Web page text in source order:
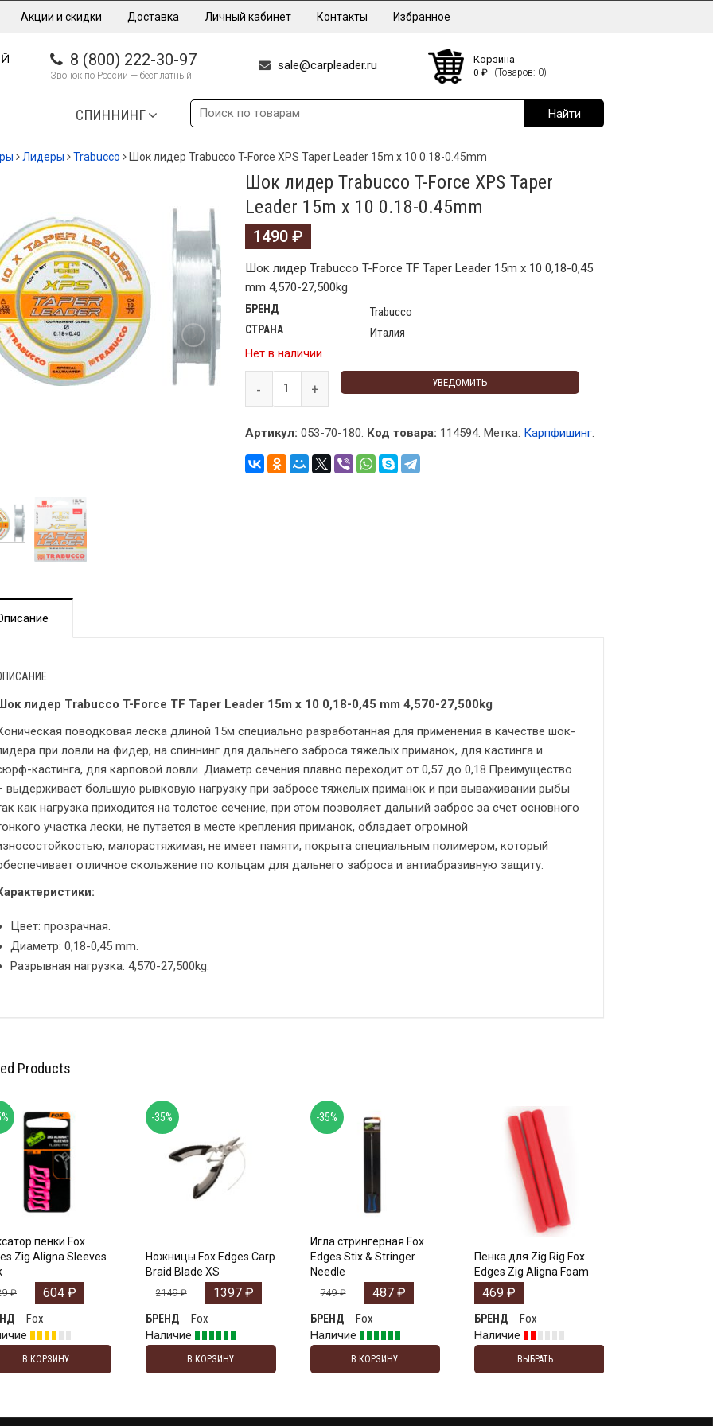
Акции и скидки Доставка Личный кабинет Контакты Избранное
8 (800) 222-30-97
Звонок по России — бесплатный
sale@carpleader.ru Корзина
0 ₽ (Товаров: 0)
СПИННИНГ
Лидеры Trabucco Шок лидер Trabucco T-Force XPS Taper Leader 15m x 10 0.18-0.45mm
Шок лидер Trabucco T-Force XPS Taper
Leader 15m x 10 0.18-0.45mm
1490 ₽
Шок лидер Trabucco T-Force TF Taper Leader 15m x 10 0,18-0,45
mm 4,570-27,500kg
БРЕНД Trabucco
СТРАНА
Италия
Нет в наличии
УВЕДОМИТЬ
Артикул: 053-70-180. Код товара: 114594. Метка: Карпфишинг.
лидер Trabucco T-Force TF Taper Leader 15m x 10 0,18-0,45 mm 4,570-27,500kg
поводковая леска длиной 15м специально разработанная для применения в качестве шок-
при ловли на фидер, на спиннинг для дальнего заброса тяжелых приманок, для кастинга и
кастинга, для карповой ловли. Диаметр сечения плавно переходит от 0,57 до 0,18.Преимущество
выдерживает большую рывковую нагрузку при забросе тяжелых приманок и при вываживании рыбы
как нагрузка приходится на толстое сечение, при этом позволяет дальний заброс за счет основного
участка лески, не путается в месте крепления приманок, обладает огромной
малорастяжимая, не имеет памяти, покрыта специальным полимером, который
отличное скольжение по кольцам для дальнего заброса и антиабразивную защиту.
Цвет: прозрачная.
Диаметр: 0,18-0,45 mm.
Разрывная нагрузка: 4,570-27,500kg.
Products
пенки Fox
Zig Aligna Sleeves
₽ 604 ₽
Fox
В КОРЗИНУ
Ножницы Fox Edges Carp
Braid Blade XS
2149₽ 1397 ₽
БРЕНД
Fox
Наличие
В КОРЗИНУ
-35%
Игла стрингерная Fox
Edges Stix & Stringer
Needle
749₽ 487 ₽
БРЕНД
Fox
Наличие
В КОРЗИНУ
-35%
Пенка для Zig Rig Fox
Edges Zig Aligna Foam
469₽
БРЕНД
Fox
Наличие
ВЫБРАТЬ ...